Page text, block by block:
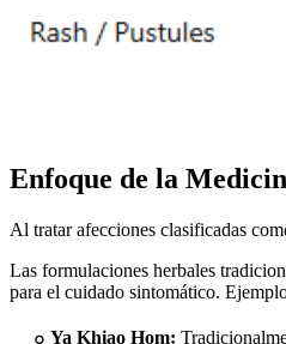
Enfoque de la
Al tratar afecciones clasificadas
Las formulaciones herbales
para el cuidado sintomático.
๐ Ya Khiao Hom: